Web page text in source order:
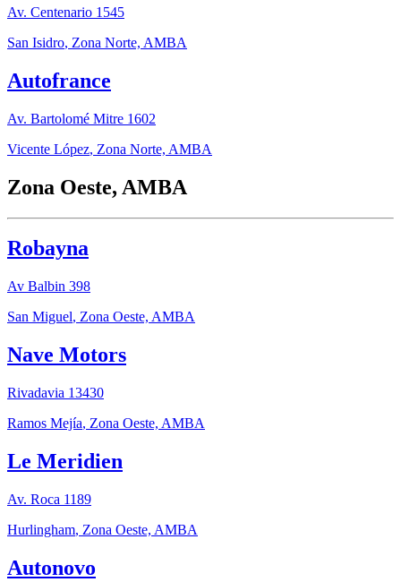
Av. Centenario 1545
San Isidro, Zona Norte, AMBA
Autofrance
Av. Bartolomé Mitre 1602
Vicente López, Zona Norte, AMBA
Zona Oeste, AMBA
Robayna
Av Balbin 398
San Miguel, Zona Oeste, AMBA
Nave Motors
Rivadavia 13430
Ramos Mejía, Zona Oeste, AMBA
Le Meridien
Av. Roca 1189
Hurlingham, Zona Oeste, AMBA
Autonovo